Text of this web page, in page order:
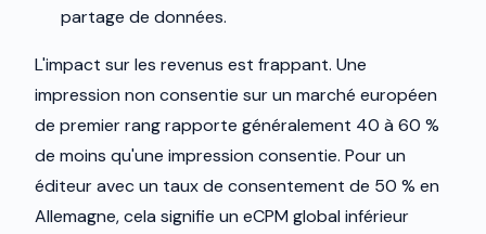
partage de données.
L'impact sur les revenus est frappant. Une
impression non consentie sur un marché européen
de premier rang rapporte généralement 40 à 60 %
de moins qu'une impression consentie. Pour un
éditeur avec un taux de consentement de 50 % en
Allemagne, cela signifie un eCPM global inférieur